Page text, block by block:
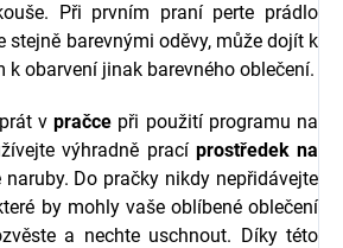
Při prvním praní perte prádlo
stejně barevnými oděvy, může dojít k
k obarvení jinak barevného oblečení.
prát vpračce při použití programu na
výhradně prací prostředek na
naruby. Do pračky nikdy nepřidávejte
by mohly vaše oblíbené oblečení
a nechte uschnout. Díky této